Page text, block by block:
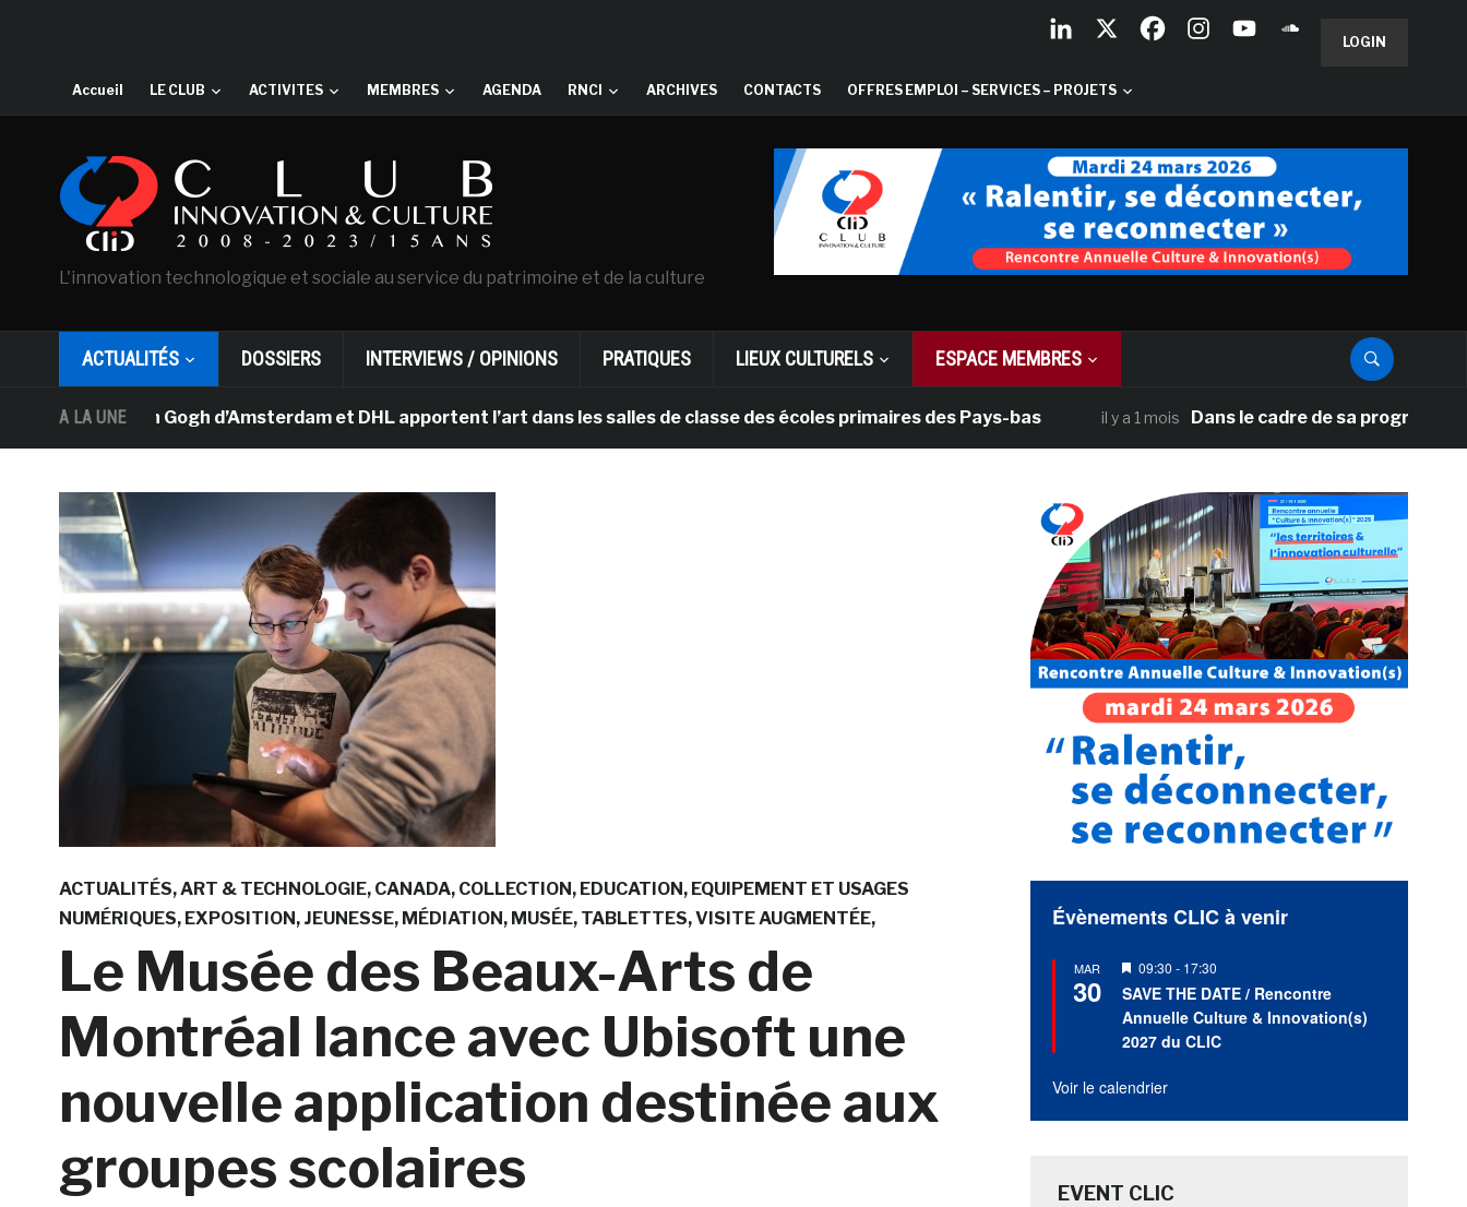
LOGIN
Accueil LE CLUB ACTIVITES MEMBRES AGENDA RNCI ARCHIVES CONTACTS OFFRES EMPLOI – SERVICES – PROJETS
L'innovation technologique et sociale au service du patrimoine et de la culture
ACTUALITÉS DOSSIERS INTERVIEWS / OPINIONS PRATIQUES LIEUX CULTURELS ESPACE MEMBRES
A LA UNE
Van Gogh d’Amsterdam et DHL apportent l’art dans les salles de classe des écoles primaires des Pays-bas il y a 1 mois Dans le cadre de sa programmation
ACTUALITÉS ART & TECHNOLOGIE CANADA COLLECTION EDUCATION EQUIPEMENT ET USAGES
NUMÉRIQUES EXPOSITION JEUNESSE MÉDIATION MUSÉE TABLETTES VISITE AUGMENTÉE
Le Musée des Beaux-Arts de
Montréal lance avec Ubisoft une
nouvelle application destinée aux
groupes scolaires
Évènements CLIC à venir
MAR
30
Mis
en
avant
09:30 - 17:30
SAVE THE DATE / Rencontre
Annuelle Culture & Innovation(s)
2027 du CLIC
Voir le calendrier
EVENT CLIC